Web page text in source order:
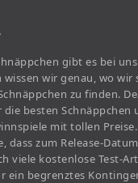
gibt es bei
wir genau, wo wir
zu finden.
besten Schnäppchen
mit tollen
dass zum Release-
viele kostenlose Test-
ein begrenztes